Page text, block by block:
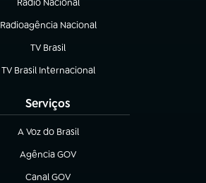
Rádio Nacional
Radioagência Nacional
(abre em nova aba)
TV Brasil
(abre em nova aba)
TV Brasil Internacional
(abre em nova aba)
Serviços
A Voz do Brasil
(abre em nova aba)
Agência GOV
(abre em nova aba)
Canal GOV